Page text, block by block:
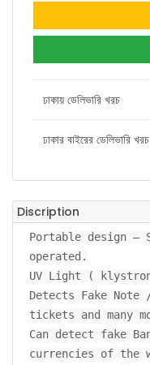
ঢাকায় ডেলিভারি খরচ
ঢাকার বাইরের ডেলিভারি খরচ
Discription
Portable design –
operated.
UV Light (
Detects Fake
tickets and many
Can detect fake
currencies of the